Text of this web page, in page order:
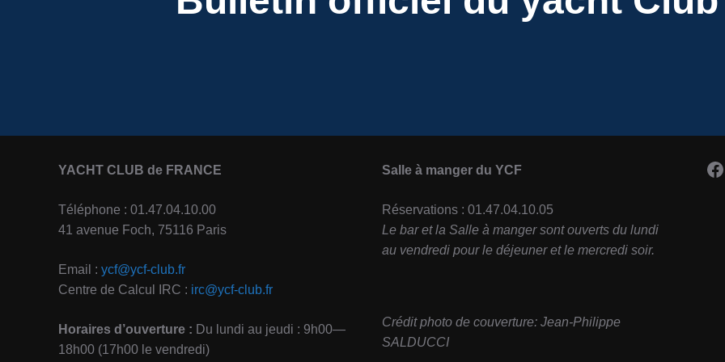
YACHT CLUB de FRANCE
Téléphone : 01.47.04.10.00
41 avenue Foch, 75116 Paris
Email : ycf@ycf-club.fr
Centre de Calcul IRC : irc@ycf-club.fr
Horaires d’ouverture : Du lundi au jeudi : 9h00—
18h00 (17h00 le vendredi)
Salle à manger du YCF
Réservations : 01.47.04.10.05
Le bar et la Salle à manger sont ouverts du lundi
au vendredi pour le déjeuner et le mercredi soir.
Crédit photo de couverture: Jean-Philippe
SALDUCCI